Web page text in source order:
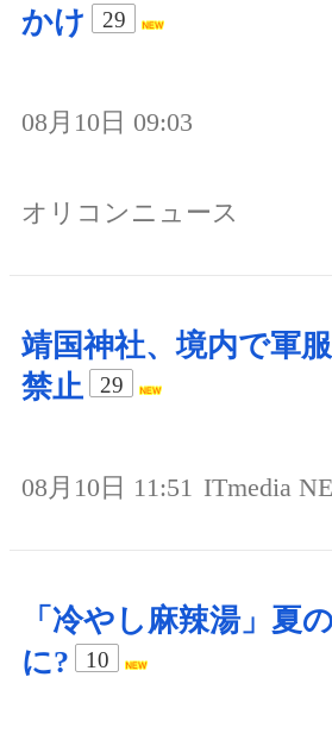
かけ
29
08月10日 09:03
オリコンニュース
靖国神社、境内で軍
禁止
29
08月10日 11:51 ITmedia
「冷やし麻辣湯」夏
に?
10